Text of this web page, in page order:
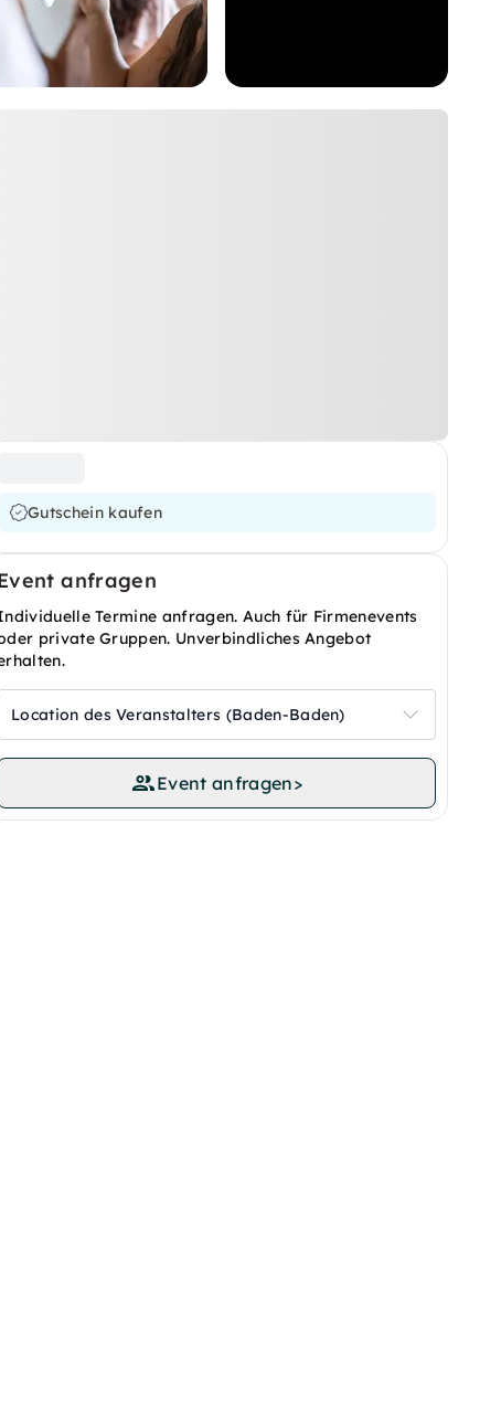
Gutschein kaufen
anfragen
Termine anfragen. Auch für Firmenevents
private Gruppen. Unverbindliches Angebot
Location des Veranstalters (Baden-Baden)
Event anfragen>